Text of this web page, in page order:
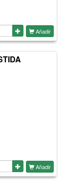
Añadir
Añadir